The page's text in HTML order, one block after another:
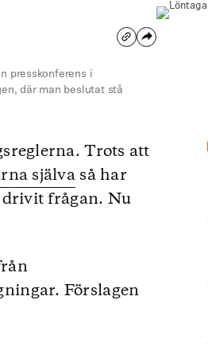
presskonferens i
där man beslutat stå
Trots att
själva så har
frågan. Nu
Förslagen